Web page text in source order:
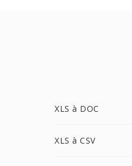
XLS à DOC
XLS à CSV